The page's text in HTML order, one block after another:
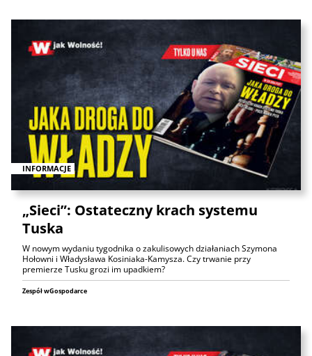
INFORMACJE
„Sieci”: Ostateczny krach systemu
Tuska
W nowym wydaniu tygodnika o zakulisowych działaniach Szymona
Hołowni i Władysława Kosiniaka-Kamysza. Czy trwanie przy
premierze Tusku grozi im upadkiem?
Zespół wGospodarce